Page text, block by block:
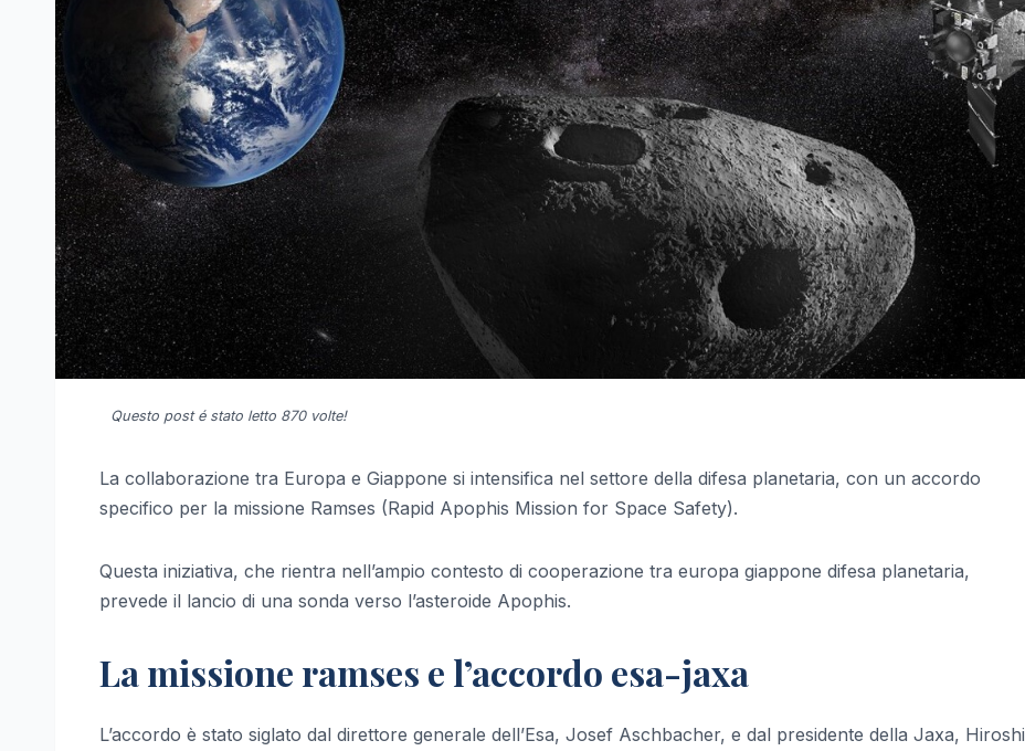
Questo post é stato letto 870 volte!
La collaborazione tra Europa e Giappone si intensifica nel settore della difesa planetaria, con un accordo
specifico per la missione Ramses (Rapid Apophis Mission for Space Safety).
Questa iniziativa, che rientra nell’ampio contesto di cooperazione tra europa giappone difesa planetaria,
prevede il lancio di una sonda verso l’asteroide Apophis.
La missione ramses e l’accordo esa-jaxa
L’accordo è stato siglato dal direttore generale dell’Esa, Josef Aschbacher, e dal presidente della Jaxa, Hiroshi